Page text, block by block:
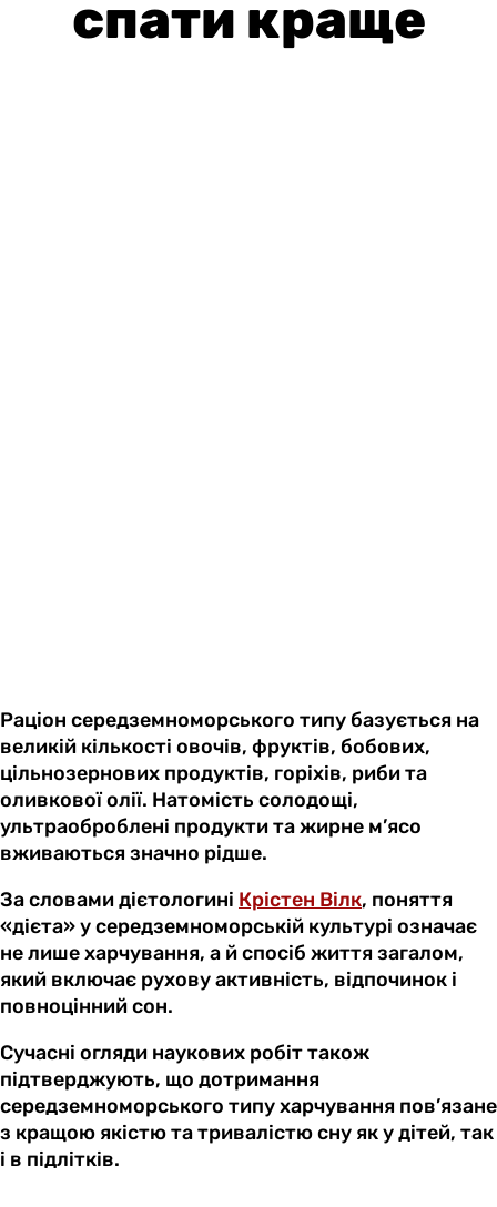
спати краще
Раціон середземноморського типу базується на
великій кількості овочів, фруктів, бобових,
цільнозернових продуктів, горіхів, риби та
оливкової олії. Натомість солодощі,
ультраоброблені продукти та жирне м’ясо
вживаються значно рідше.
За словами дієтологині Крістен Вілк, поняття
«дієта» у середземноморській культурі означає
не лише харчування, а й спосіб життя загалом,
який включає рухову активність, відпочинок і
повноцінний сон.
Сучасні огляди наукових робіт також
підтверджують, що дотримання
середземноморського типу харчування пов’язане
з кращою якістю та тривалістю сну як у дітей, так
і в підлітків.